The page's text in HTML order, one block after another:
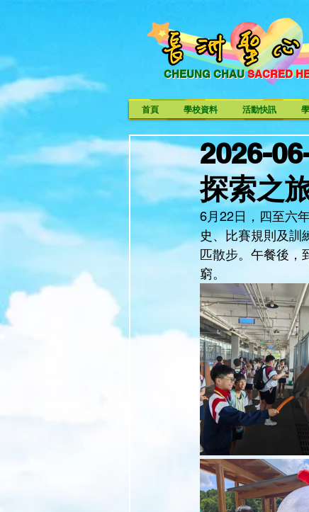
CHEUNG CHAU SACRED
CHEUNG CHAU SACRED
首頁 學校資料 活動快訊
2026-
探索之
6月22日，四至六
史、比賽規則及訓
匹散步。午餐後
窮。